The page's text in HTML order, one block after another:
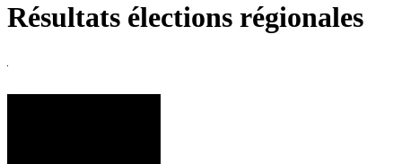
Résultats élections régionales